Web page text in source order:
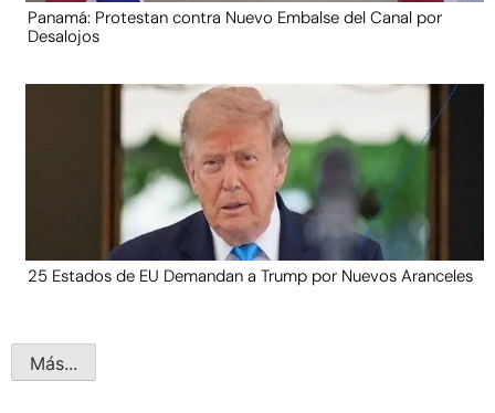
Panamá: Protestan contra Nuevo Embalse del Canal por
Desalojos
25 Estados de EU Demandan a Trump por Nuevos Aranceles
Más...